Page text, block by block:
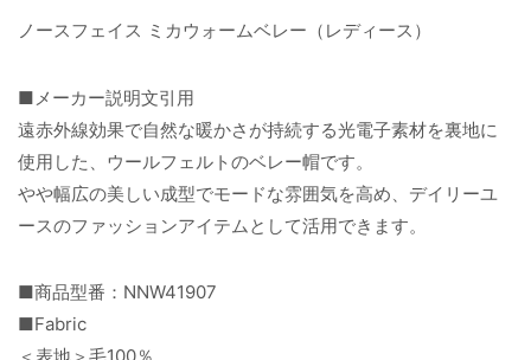
ノースフェイス ミカウォームベレー（レディース）
■メーカー説明文引用
遠赤外線効果で自然な暖かさが持続する光電子素材を裏地に
使用した、ウールフェルトのベレー帽です。
やや幅広の美しい成型でモードな雰囲気を高め、デイリーユ
ースのファッションアイテムとして活用できます。
■商品型番：NNW41907
■Fabric